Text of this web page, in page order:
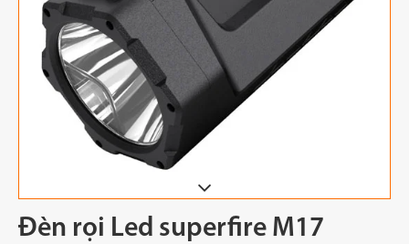
Đèn rọi Led superfire M17